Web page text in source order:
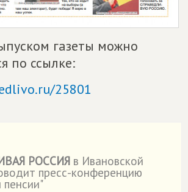
газеты можно
по ссылке:
25801
РОССИЯ в Ивановской
пресс-конференцию
пенсии"